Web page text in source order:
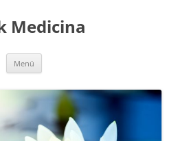
Medicina
Menü